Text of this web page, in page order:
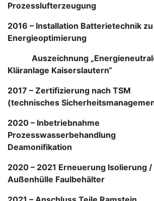
Prozesslufterzeugung
2016 – Installation Batterietechnik zu
Energieoptimierung
Auszeichnung
Kläranlage Kaiserslautern“
2017 – Zertifizierung nach TSM
(technisches
2020 – Inbetriebnahme
Prozesswasserbehandlung
Deamonifikation
2020 – 2021 Erneuerung Isolierung /
Außenhülle Faulbehälter